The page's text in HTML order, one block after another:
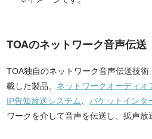
TOAのネットワーク音声伝送
TOA独自のネットワーク音声伝送技
載した製品、 ネットワークオーディオ
IP告知放送システム
、パケットインタ
ワークを介して音声を伝送し、拡声放